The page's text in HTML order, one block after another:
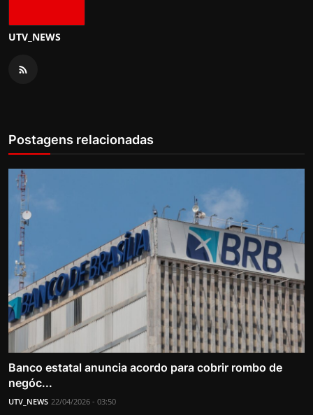
UTV_NEWS
Postagens relacionadas
Banco estatal anuncia acordo para cobrir rombo de
negóc...
UTV_NEWS 22/04/2026 - 03:50